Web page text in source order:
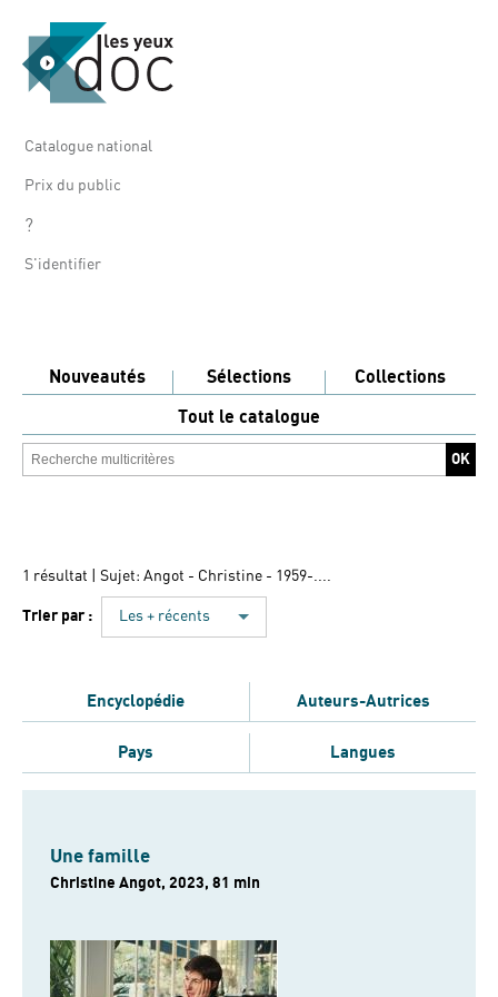
Catalogue national
Prix du public
?
S'identifier
Nouveautés Sélections
Collections
Tout le catalogue
1 résultat | Sujet: Angot - Christine - 1959-....
Trier par : Les + récents
Encyclopédie Auteurs-Autrices
Pays Langues
Une famille
Christine Angot, 2023, 81 min